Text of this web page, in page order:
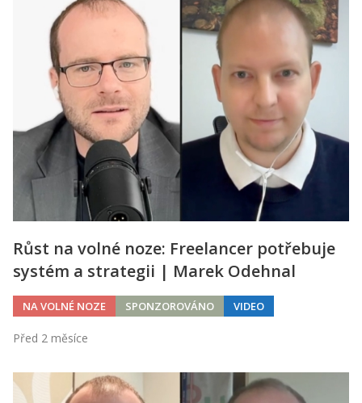
Růst na volné noze: Freelancer potřebuje
systém a strategii | Marek Odehnal
NA VOLNÉ NOZE SPONZOROVÁNO VIDEO
Před 2 měsíce